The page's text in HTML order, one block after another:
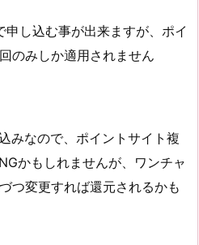
し込む事が出来ますが、ポイ
のみしか適用されません
みなので、ポイントサイト複
かもしれませんが、ワンチャ
つ変更すれば還元されるかも